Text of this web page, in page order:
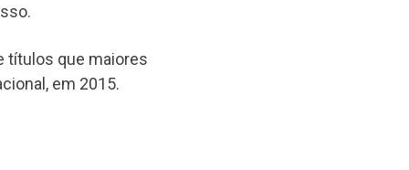
títulos que maiores
em 2015.